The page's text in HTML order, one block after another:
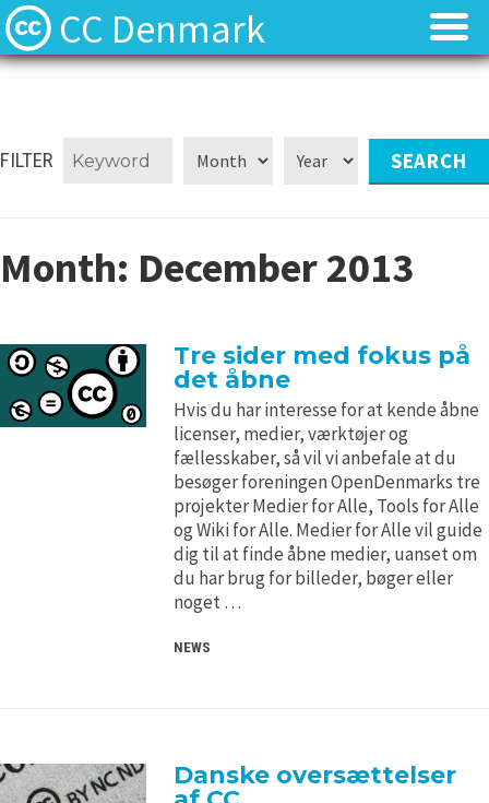
CC Denmark
Hvad er Creative Commons?
Kontakt
Materialer
Kilder
H5P and Creative Commons
Hvad er Creative Commons?
Kontakt
Materialer
Kilder
H5P and Creative Commons
FILTER
Month: December 2013
Tre sider med fokus på
det åbne
Hvis du har interesse for at kende åbne
licenser, medier, værktøjer og
fællesskaber, så vil vi anbefale at du
besøger foreningen OpenDenmarks tre
projekter Medier for Alle, Tools for Alle
og Wiki for Alle. Medier for Alle vil guide
dig til at finde åbne medier, uanset om
du har brug for billeder, bøger eller
noget …
NEWS
Danske oversættelser